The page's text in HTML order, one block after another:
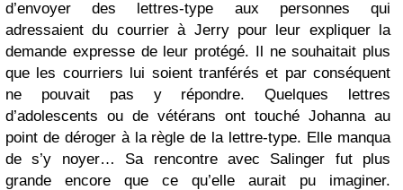
d’envoyer des lettres-type aux personnes qui
adressaient du courrier à Jerry pour leur expliquer la
demande expresse de leur protégé. Il ne souhaitait plus
que les courriers lui soient tranférés et par conséquent
ne pouvait pas y répondre. Quelques lettres
d’adolescents ou de vétérans ont touché Johanna au
point de déroger à la règle de la lettre-type. Elle manqua
de s’y noyer… Sa rencontre avec Salinger fut plus
grande encore que ce qu’elle aurait pu imaginer.